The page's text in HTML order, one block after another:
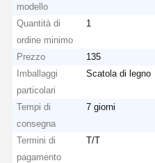
modello
Quantità di
ordine minimo
1
Prezzo
135
Imballaggi
particolari
Scatola di legno
Tempi di
consegna
7 giorni
Termini di
pagamento
T/T